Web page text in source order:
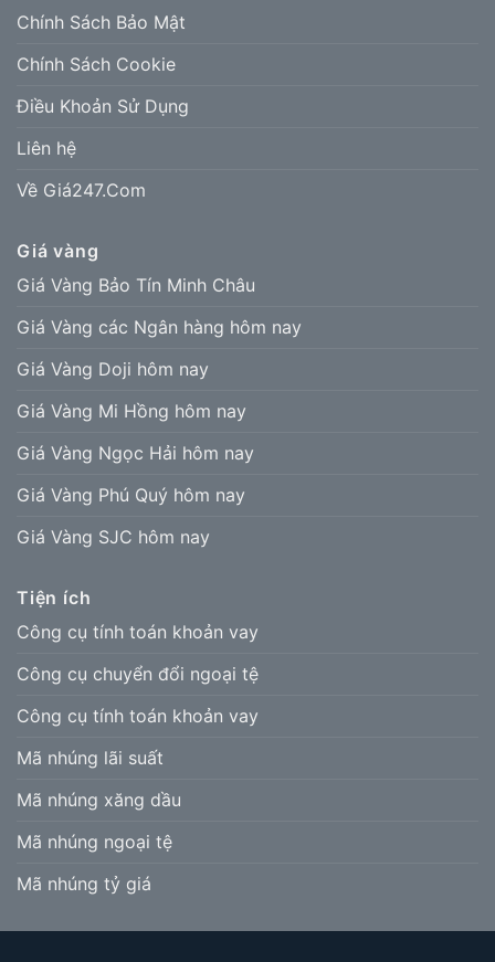
Chính Sách Bảo Mật
Chính Sách Cookie
Điều Khoản Sử Dụng
Liên hệ
Về Giá247.Com
Giá vàng
Giá Vàng Bảo Tín Minh Châu
Giá Vàng các Ngân hàng hôm nay
Giá Vàng Doji hôm nay
Giá Vàng Mi Hồng hôm nay
Giá Vàng Ngọc Hải hôm nay
Giá Vàng Phú Quý hôm nay
Giá Vàng SJC hôm nay
Tiện ích
Công cụ tính toán khoản vay
Công cụ chuyển đổi ngoại tệ
Công cụ tính toán khoản vay
Mã nhúng lãi suất
Mã nhúng xăng dầu
Mã nhúng ngoại tệ
Mã nhúng tỷ giá